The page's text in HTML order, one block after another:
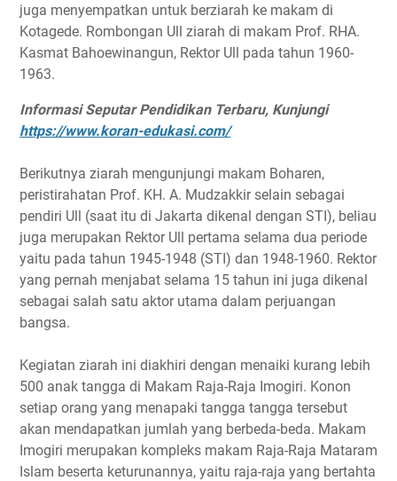
juga menyempatkan untuk berziarah ke makam di
Kotagede. Rombongan Ull ziarah di makam Prof. RHA.
Kasmat Bahoewinangun, Rektor Ull pada tahun 1960-
1963.
Informasi Seputar Pendidikan Terbaru, Kunjungi
https://www.koran-edukasi.com/
Berikutnya ziarah mengunjungi makam Boharen,
peristirahatan Prof. KH. A. Mudzakkir selain sebagai
pendiri Ull (saat itu di Jakarta dikenal dengan STI), beliau
juga merupakan Rektor Ull pertama selama dua periode
yaitu pada tahun 1945-1948 (STI) dan 1948-1960. Rektor
yang pernah menjabat selama 15 tahun ini juga dikenal
sebagai salah satu aktor utama dalam perjuangan
bangsa.
Kegiatan ziarah ini diakhiri dengan menaiki kurang lebih
500 anak tangga di Makam Raja-Raja Imogiri. Konon
setiap orang yang menapaki tangga tangga tersebut
akan mendapatkan jumlah yang berbeda-beda. Makam
Imogiri merupakan kompleks makam Raja-Raja Mataram
Islam beserta keturunannya, yaitu raja-raja yang bertahta